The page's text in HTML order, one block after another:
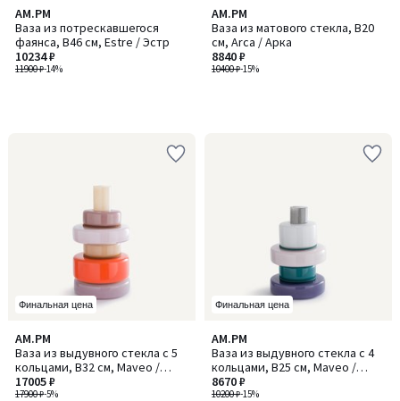
AM.PM
Ваза из потрескавшегося
фаянса, В46 см, Estre / Эстр
11900 ₽-14%
10234 ₽
AM.PM
Ваза из матового стекла, В20
см, Arca / Арка
10400 ₽-15%
8840 ₽
Финальная цена
AM.PM
Ваза из выдувного стекла с 5
кольцами, В32 см, Maveo /
Мавео
17900 ₽-5%
17005 ₽
Финальная цена
AM.PM
Ваза из выдувного стекла с 4
кольцами, В25 см, Maveo /
Мавео
10200 ₽-15%
8670 ₽
5
/
5